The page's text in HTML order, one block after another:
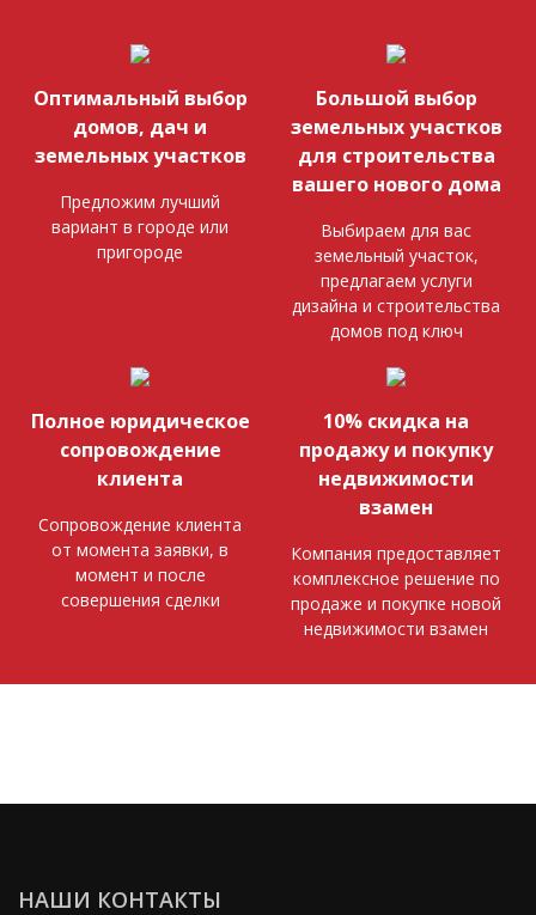
Оптимальный выбор
домов, дач и
земельных участков
Предложим лучший
вариант в городе или
пригороде
Большой выбор
земельных участков
для строительства
вашего нового дома
Выбираем для вас
земельный участок,
предлагаем услуги
дизайна и строительства
домов под ключ
Полное юридическое
сопровождение
клиента
Сопровождение клиента
от момента заявки, в
момент и после
совершения сделки
10% скидка на
продажу и покупку
недвижимости
взамен
Компания предоставляет
комплексное решение по
продаже и покупке новой
недвижимости взамен
НАШИ КОНТАКТЫ